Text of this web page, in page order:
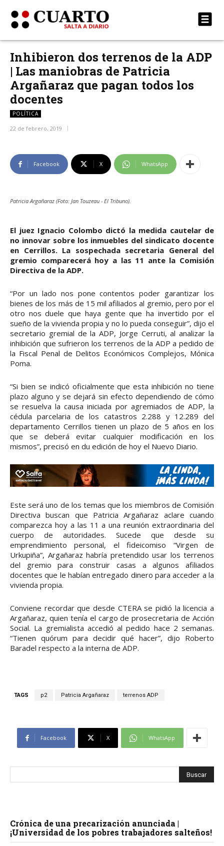
Inhibieron dos terrenos de la ADP
| Las maniobras de Patricia
Argañaraz que pagan todos los
docentes
POLÍTICA
22 de febrero, 2019
Facebook X WhatsApp
Patricia Argañaraz (Foto: Jan Touzeau - El Tribuno).
El juez Ignacio Colombo dictó la medida cautelar de
no innovar sobre los inmuebles del sindicato docente
en Cerrillos. La sospechada secretaria General del
gremio comparecerá hoy a las 11 ante la Comisión
Directiva de la ADP.
“Por un lado nos pone contentos poder garantizar los
bienes de los más de 15 mil afiliados al gremio, pero por el
otro nos duele que haya gente que ha invertido por el
sueño de la vivienda propia y no lo pueda conseguir”, dijo el
secretario gremial de la ADP, Jorge Cerruti, al analizar la
inhibición que sufrieron los terrenos de la ADP a pedido de
la Fiscal Penal de Delitos Económicos Complejos, Mónica
Poma.
“Si bien se indicó oficialmente que esta inhibición no tiene
plazo alguno y se dejará sin efecto dependiendo de cómo
se resuelva la causa iniciada por agremiados de ADP, la
cédula parcelaria de los catastros 2.288 y 12.289 del
departamento Cerrillos tienen un plazo de 5 años en los
que se deberá evitar cualquier modificación en los
mismos”, precisó en du edición de hoy el Nuevo Diario.
Este será uno de los temas que los miembros de Comisión
Directiva buscan que Patricia Argañaraz aclare cuando
comparezca hoy a las 11 a una reunión extraordinaria del
cuerpo de autoridades. Sucede que desde su
emprendimiento personal, el fideicomiso “Virgen de
Urkupiña”, Argañaraz habría pretendido usar los terrenos
del gremio para construir casas a algunos afiliados
docentes que le habían entregado dinero para acceder a la
vivienda propia.
Conviene recordar que desde CTERA se pidió la licencia a
Argañaraz, quien tenía el cargo de prosecretaria de Acción
Social. La gremialista accedió al pedido hace 2 semanas.
“Tienen quórum para decidir qué hacer”, dijo Roberto
Baradel respecto a la interna de ADP.
TAGS p2 Patricia Argañaraz terrenos ADP
Facebook X WhatsApp
Crónica de una precarización anunciada |
¡Universidad de los pobres trabajadores salteños!